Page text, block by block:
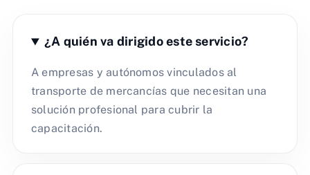
¿A quién va dirigido este servicio?
A empresas y autónomos vinculados al
transporte de mercancías que necesitan una
solución profesional para cubrir la
capacitación.